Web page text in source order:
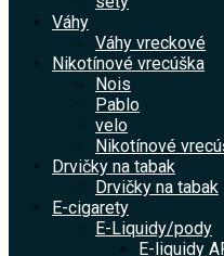
Váhy
Váhy vreckové
Nikotínové vrecúška
Nois
Pablo
velo
Nikotínové
Drvičky na tabak
Drvičky na tabak
E-cigarety
E-Liquidy/pody
E-liquidy